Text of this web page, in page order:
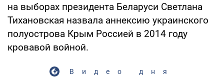
на выборах президента Беларуси Светлана
Тихановская назвала аннексию украинского
полуострова Крым Россией в 2014 году
кровавой войной.
Видео дня